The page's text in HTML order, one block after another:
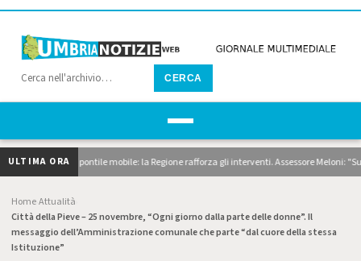
CERCA
ULTIMA ORA
dragaggi e pontile mobile: la Regione rafforza gli interventi. Assessore Meloni:
HomeAttualità
Città della Pieve – 25 novembre, “Ogni giorno dalla parte delle donne”. Il
messaggio dell’Amministrazione comunale che parte “dal cuore della stessa
Istituzione”